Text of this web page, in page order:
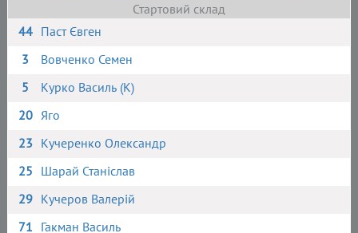
Стартовий склад
44 Паст Євген
3
Вовченко Семен
5
Курко Василь (К)
20 Яго
23 Кучеренко Олександр
25 Шарай Станіслав
29 Кучеров Валерій
71 Гакман Василь